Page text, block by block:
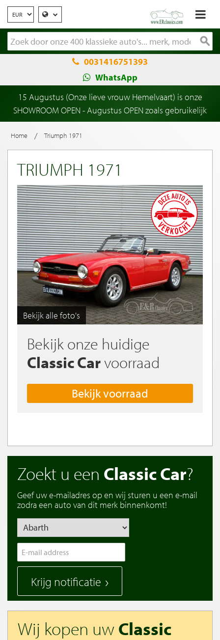
0031416751393
WhatsApp
15 Augustus (Onze lieve vrouw Hemelvaart) is onze
SHOWROOM OPEN - Augustus OPEN zoals gebruikelijk
Home / Triumph 1971
TRIUMPH 1971
Bekijk alle foto's
Bekijk onze huidige
Classic Carvoorraad
Bekijk voorraad
Zoekt u een Classic Car?
Geef uw e-mailadres op en wij sturen u een e-mail
zodra een auto van dit merk binnenkomt!
Krijg notificatie
Wij kopen uwClassic